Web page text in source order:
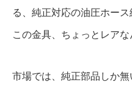
る、純正対応の油圧ホース
この金具、ちょっとレアな
市場では、純正部品しか無